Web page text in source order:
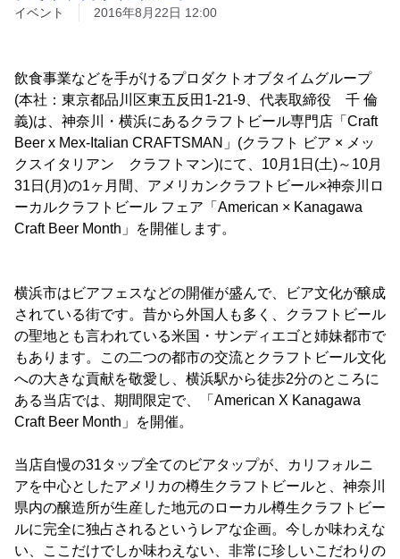
イベント
2016年8月22日 12:00
飲食事業などを手がけるプロダクトオブタイムグループ
(本社：東京都品川区東五反田1-21-9、代表取締役 千 倫
義)は、神奈川・横浜にあるクラフトビール専門店「Craft
Beer x Mex-Italian CRAFTSMAN」(クラフト ビア × メッ
クスイタリアン クラフトマン)にて、10月1日(土)～10月
31日(月)の1ヶ月間、アメリカンクラフトビール×神奈川ロ
ーカルクラフトビール フェア「American × Kanagawa
Craft Beer Month」を開催します。
横浜市はビアフェスなどの開催が盛んで、ビア文化が醸成
されている街です。昔から外国人も多く、クラフトビール
の聖地とも言われている米国・サンディエゴと姉妹都市で
もあります。この二つの都市の交流とクラフトビール文化
への大きな貢献を敬愛し、横浜駅から徒歩2分のところに
ある当店では、期間限定で、「American X Kanagawa
Craft Beer Month」を開催。
当店自慢の31タップ全てのビアタップが、カリフォルニ
アを中心としたアメリカの樽生クラフトビールと、神奈川
県内の醸造所が生産した地元のローカル樽生クラフトビー
ルに完全に独占されるというレアな企画。今しか味わえな
い、ここだけでしか味わえない、非常に珍しいこだわりの